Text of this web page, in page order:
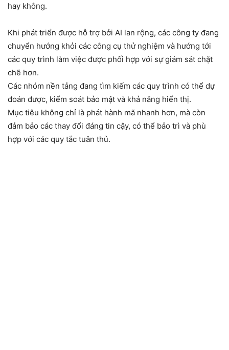
hay không.
Khi phát triển được hỗ trợ bởi AI lan rộng, các công ty đang
chuyển hướng khỏi các công cụ thử nghiệm và hướng tới
các quy trình làm việc được phối hợp với sự giám sát chặt
chẽ hơn.
Các nhóm nền tảng đang tìm kiếm các quy trình có thể dự
đoán được, kiểm soát bảo mật và khả năng hiển thị.
Mục tiêu không chỉ là phát hành mã nhanh hơn, mà còn
đảm bảo các thay đổi đáng tin cậy, có thể bảo trì và phù
hợp với các quy tắc tuân thủ.